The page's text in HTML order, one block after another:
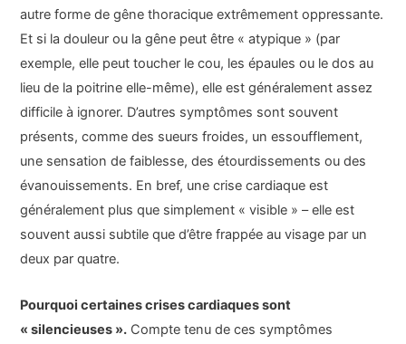
autre forme de gêne thoracique extrêmement oppressante.
Et si la douleur ou la gêne peut être « atypique » (par
exemple, elle peut toucher le cou, les épaules ou le dos au
lieu de la poitrine elle-même), elle est généralement assez
difficile à ignorer. D’autres symptômes sont souvent
présents, comme des sueurs froides, un essoufflement,
une sensation de faiblesse, des étourdissements ou des
évanouissements. En bref, une crise cardiaque est
généralement plus que simplement « visible » – elle est
souvent aussi subtile que d’être frappée au visage par un
deux par quatre.
Pourquoi certaines crises cardiaques sont
« silencieuses ». Compte tenu de ces symptômes